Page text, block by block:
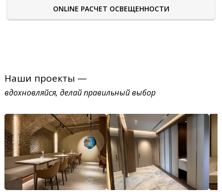
ONLINE РАСЧЕТ ОСВЕЩЕННОСТИ
Наши проекты —
вдохновляйся, делай правильный выбор